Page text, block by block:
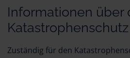
Informationen über
Zuständig für den